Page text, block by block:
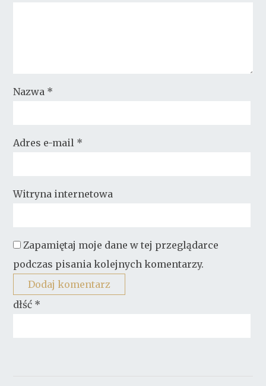
Nazwa *
Adres e-mail *
Witryna internetowa
Zapamiętaj moje dane w tej przeglądarce
podczas pisania kolejnych komentarzy.
dłść *